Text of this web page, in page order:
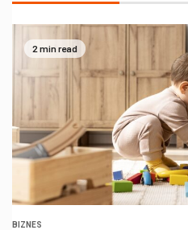
2 min read
BIZNES